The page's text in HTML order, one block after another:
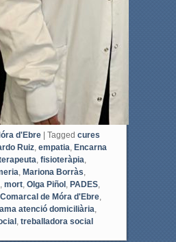
d'Ebre | Tagged cures
Ruiz, empatia Encarna
fisioteràpia
Mariona Borràs
mort, Olga Piñol, PADES,
de Móra d'Ebre,
atenció domiciliària
, treballadora social